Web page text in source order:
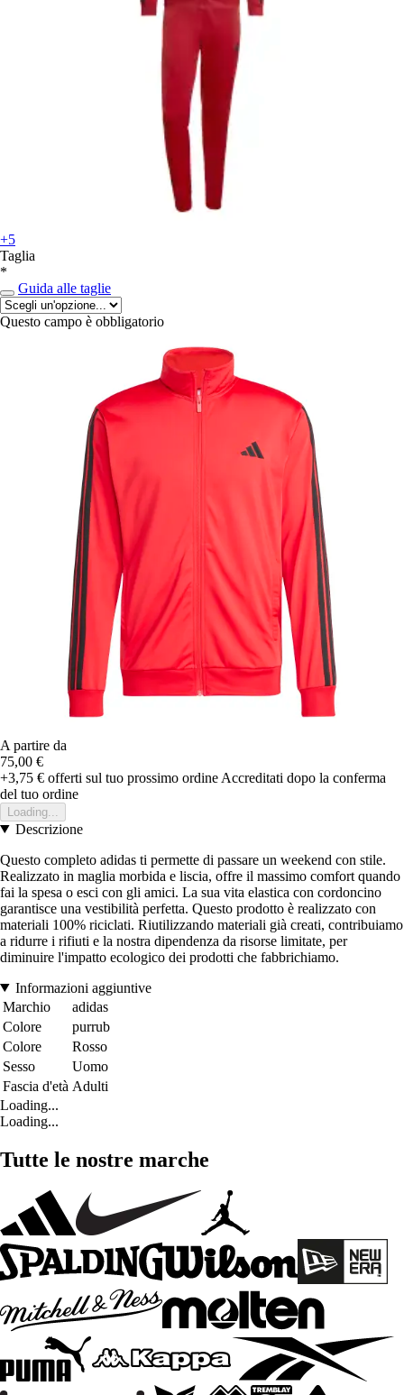
+5
Taglia
*
Guida alle taglie
Questo campo è obbligatorio
A partire da
75,00 €
+3,75 € offerti sul tuo prossimo ordine Accreditati dopo la conferma
del tuo ordine
Loading...
Descrizione
Questo completo adidas ti permette di passare un weekend con stile.
Realizzato in maglia morbida e liscia, offre il massimo comfort quando
fai la spesa o esci con gli amici. La sua vita elastica con cordoncino
garantisce una vestibilità perfetta. Questo prodotto è realizzato con
materiali 100% riciclati. Riutilizzando materiali già creati, contribuiamo
a ridurre i rifiuti e la nostra dipendenza da risorse limitate, per
diminuire l'impatto ecologico dei prodotti che fabbrichiamo.
Informazioni aggiuntive
Marchio
adidas
Colore
purrub
Colore
Rosso
Sesso
Uomo
Fascia d'età Adulti
Loading...
Loading...
Tutte le nostre marche